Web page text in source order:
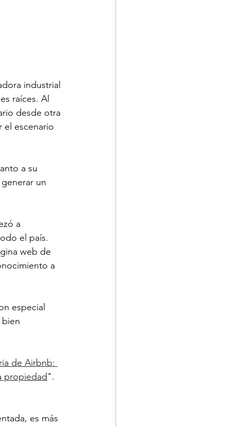
industrial
raíces. Al
desde otra
el escenario
a su
un
a
el país.
web de
a
especial
de Airbnb:
propiedad".
es más